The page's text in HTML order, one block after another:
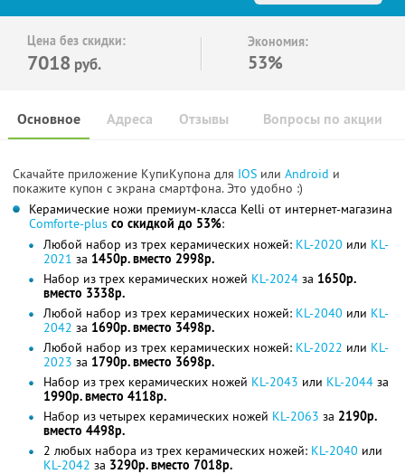
Цена без скидки:
7018 руб.
Экономия:
53%
Основное Отзывы Вопросы по акции
Адреса
Скачайте приложение КупиКупона для IOS или Android и
покажите купон с экрана смартфона. Это удобно :)
Керамические ножи премиум-класса Kelli от интернет-магазина
Comforte-plus со скидкой до 53%:
Любой набор из трех керамических ножей: KL-2020 или KL-
2021 за 1450р. вместо 2998р.
Набор из трех керамических ножей KL-2024 за 1650р.
вместо 3338р.
Любой набор из трех керамических ножей: KL-2040 или KL-
2042 за 1690р. вместо 3498р.
Любой набор из трех керамических ножей: KL-2022 или KL-
2023 за 1790р. вместо 3698р.
Набор из трех керамических ножей KL-2043 или KL-2044 за
1990р. вместо 4118р.
Набор из четырех керамических ножей KL-2063 за 2190р.
вместо 4498р.
2 любых набора из трех керамических ножей: KL-2040 или
KL-2042 за 3290р. вместо 7018р.